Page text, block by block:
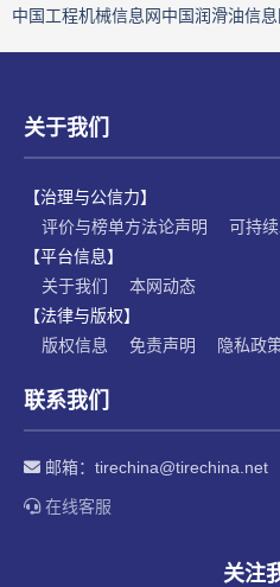
中国工程机械信息网中国润滑油信息
关于我们
【治理与公信力】
评价与榜单方法论声明
可持
【平台信息】
关于我们
本网动态
【法律与版权】
版权信息
免责声明 隐私政
联系我们
邮箱： tirechina@tirechina.net
在线客服
关注